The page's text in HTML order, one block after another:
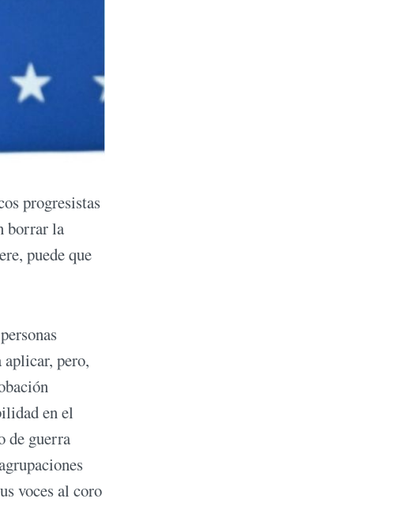
progresistas
borrar la
puede que
pero,
en el
de guerra
voces al coro